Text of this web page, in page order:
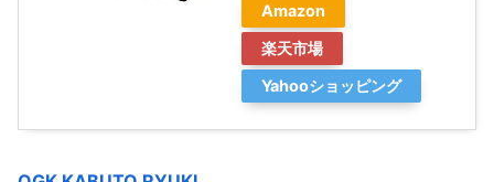
Amazon
楽天市場
Yahooショッピング